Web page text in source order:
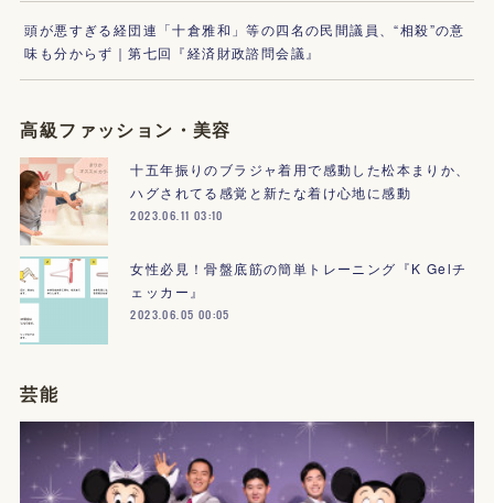
頭が悪すぎる経団連「十倉雅和」等の四名の民間議員、“相殺”の意
味も分からず｜第七回『経済財政諮問会議』
高級ファッション・美容
十五年振りのブラジャ着用で感動した松本まりか、
ハグされてる感覚と新たな着け心地に感動
2023.06.11 03:10
女性必見！骨盤底筋の簡単トレーニング『K Gelチ
ェッカー』
2023.06.05 00:05
芸能